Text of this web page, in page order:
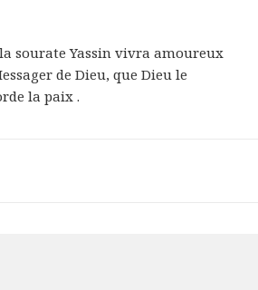
sourate Yassin vivra amoureux
de Dieu, que Dieu le
la paix .